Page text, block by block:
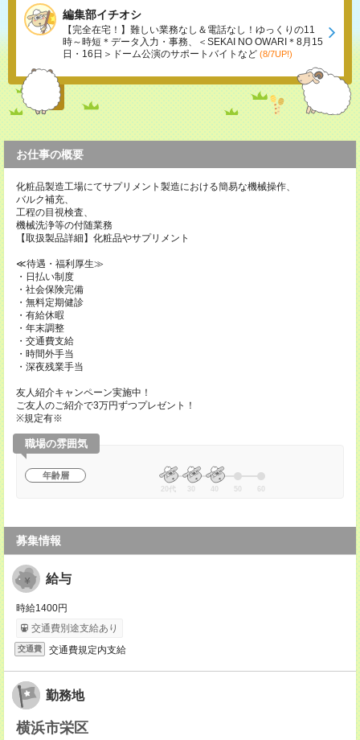
編集部イチオシ
【完全在宅！】難しい業務なし＆電話なし！ゆっくりの11
時～時短＊データ入力・事務、＜SEKAI NO OWARI＊8月15
日・16日＞ドーム公演のサポートバイトなど (8/7UP!)
お仕事の概要
化粧品製造工場にてサプリメント製造における簡易な機械操作、
バルク補充、
工程の目視検査、
機械洗浄等の付随業務
【取扱製品詳細】化粧品やサプリメント
≪待遇・福利厚生≫
・日払い制度
・社会保険完備
・無料定期健診
・有給休暇
・年末調整
・交通費支給
・時間外手当
・深夜残業手当
友人紹介キャンペーン実施中！
ご友人のご紹介で3万円ずつプレゼント！
※規定有※
職場の雰囲気
年齢層
20代 30 40 50 60
募集情報
給与
時給1400円
交通費別途支給あり
交通費 交通費規定内支給
勤務地
横浜市栄区